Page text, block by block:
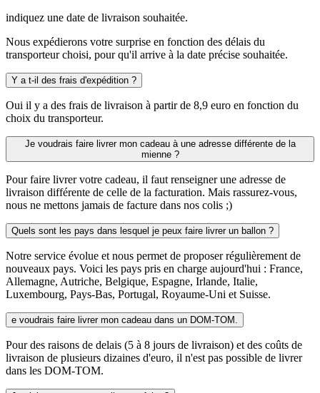
indiquez une date de livraison souhaitée.
Nous expédierons votre surprise en fonction des délais du
transporteur choisi, pour qu'il arrive à la date précise souhaitée.
Y a t-il des frais d'expédition ?
Oui il y a des frais de livraison à partir de 8,9 euro en fonction du
choix du transporteur.
Je voudrais faire livrer mon cadeau à une adresse différente de la
mienne ?
Pour faire livrer votre cadeau, il faut renseigner une adresse de
livraison différente de celle de la facturation. Mais rassurez-vous,
nous ne mettons jamais de facture dans nos colis ;)
Quels sont les pays dans lesquel je peux faire livrer un ballon ?
Notre service évolue et nous permet de proposer régulièrement de
nouveaux pays. Voici les pays pris en charge aujourd'hui : France,
Allemagne, Autriche, Belgique, Espagne, Irlande, Italie,
Luxembourg, Pays-Bas, Portugal, Royaume-Uni et Suisse.
e voudrais faire livrer mon cadeau dans un DOM-TOM.
Pour des raisons de delais (5 à 8 jours de livraison) et des coûts de
livraison de plusieurs dizaines d'euro, il n'est pas possible de livrer
dans les DOM-TOM.